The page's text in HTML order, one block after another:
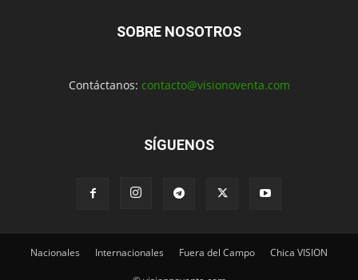
SOBRE NOSOTROS
Contáctanos: contacto@visionoventa.com
SÍGUENOS
Nacionales Internacionales Fuera del Campo Chica VISION